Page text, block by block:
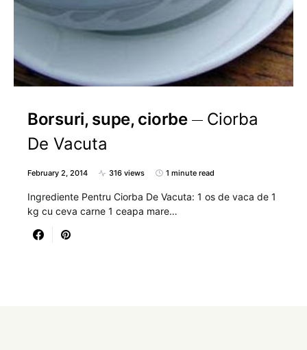
Borsuri, supe, ciorbe
Ciorba
De Vacuta
February 2, 2014 316 views 1 minute read
Ingrediente Pentru Ciorba De Vacuta: 1 os de vaca de 1
kg cu ceva carne 1 ceapa mare…